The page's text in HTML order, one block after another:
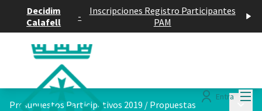
Decidim
Calafell
-
Inscripciones Registro Participantes
PAM
Entra
Presupuestos Participativos 2019 / Propuestas